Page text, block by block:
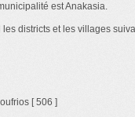
est Anakasia.
districts et les villages
[ 506 ]